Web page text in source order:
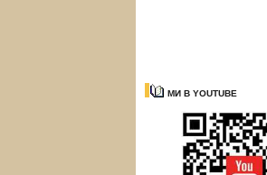
МИ В YOUTUBE